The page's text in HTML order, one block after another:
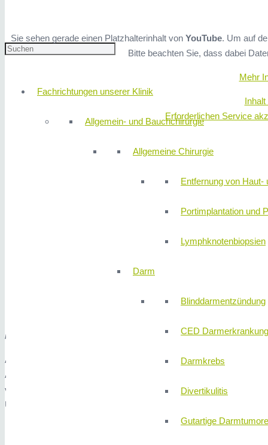
Fachrichtungen unserer Klinik
Allgemein- und Bauchchirurgie
Allgemeine Chirurgie
Entfernung von Haut-
Portimplantation und
Lymphknotenbiopsien
Darm
Blinddarmentzündung
CED Darmerkrankung
Darmkrebs
Divertikulitis
Gutartige Darmtumore
Sie sehen gerade einen Platzhalterinhalt von YouTube. Um auf
Bitte beachten Sie, dass dabei
Mehr
Erforderlichen Service
info
Aktuelle Besucherregelung: Besuchszeiten täglich von 15:00 bis
Antigentest (24h gültig) oder einen PCR-Test (72h gültig) von
vorweisen können. Patienten dürfen am Tag mehrere Besucher
Uhr & Besucher B darf erst kommen wenn Besucher A gegangen